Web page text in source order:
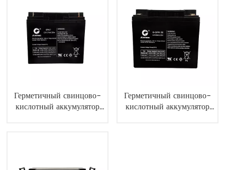
Герметичный свинцово-
кислотный аккумулятор
Герметичный свинцово-
кислотный аккумулятор